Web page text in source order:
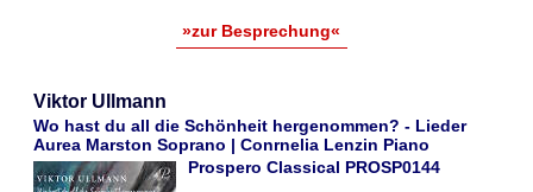
»zur Besprechung«
Viktor Ullmann
Wo hast du all die Schönheit hergenommen? - Lieder
Aurea Marston Soprano | Conrnelia Lenzin Piano
Prospero Classical PROSP0144